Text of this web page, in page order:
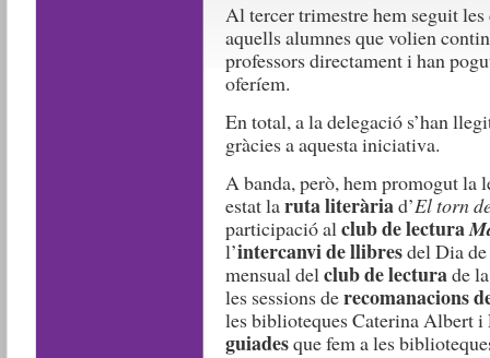
Al tercer trimestre hem seguit
aquells alumnes que volien
professors directament i han
oferíem.
En total, a la delegació s’han
gràcies a aquesta iniciativa.
A banda, però, hem promogut la
estat laruta literàriad’El torn
participació alclub de lectura
l’intercanvi de llibresdel Dia de
mensual delclub de lecturade
les sessions derecomanacions
les biblioteques Caterina Albert
guiadesque fem a les